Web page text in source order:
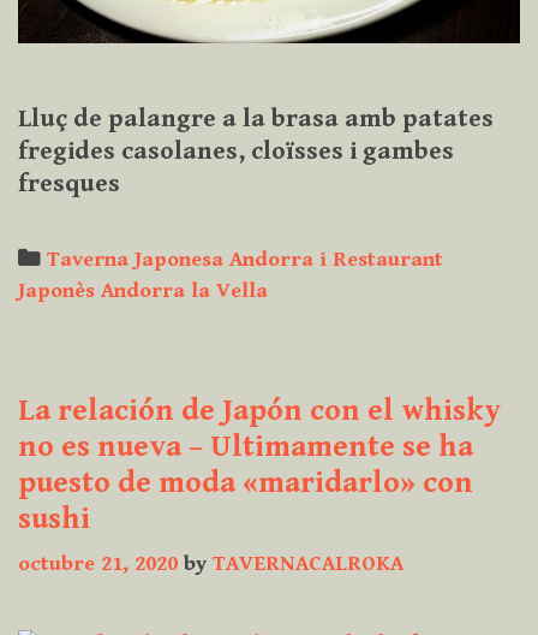
Lluç de palangre a la brasa amb patates
fregides casolanes, cloïsses i gambes
fresques
Categories
Taverna Japonesa Andorra i Restaurant
Japonès Andorra la Vella
La relación de Japón con el whisky
no es nueva – Ultimamente se ha
puesto de moda «maridarlo» con
sushi
octubre 21, 2020 by TAVERNACALROKA